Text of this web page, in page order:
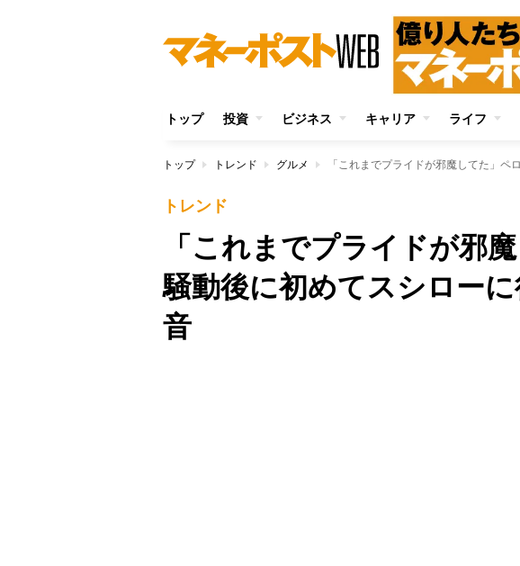
トップ 投資 ビジネス キャリア ライフ
トップ トレンド グルメ
トレンド
「これまでプライドが邪
騒動後に初めてスシロー
音